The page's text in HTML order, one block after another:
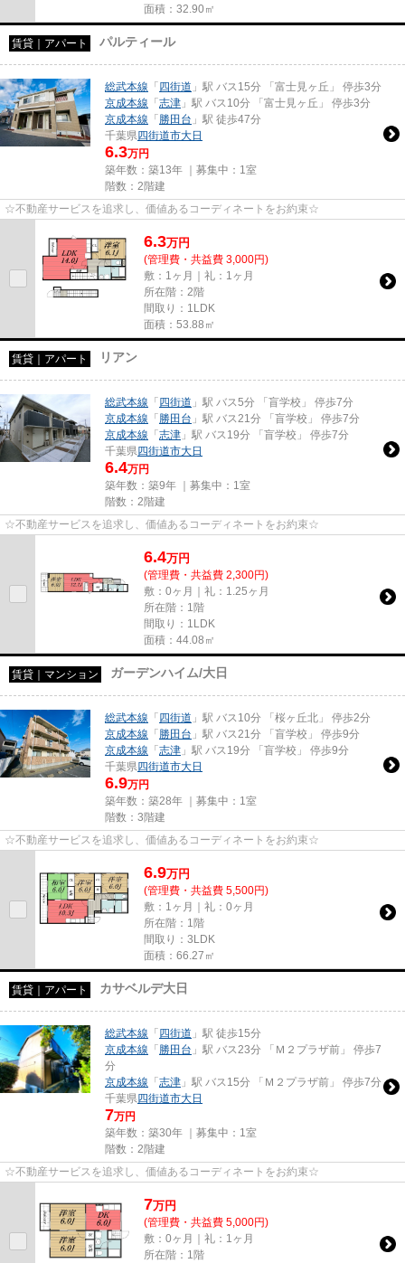
面積：32.90㎡
賃貸｜アパート パルティール
総武本線 「四街道 」駅 バス15分 「富士見ヶ丘」 停歩3分
京成本線 「志津 」駅 バス10分 「富士見ヶ丘」 停歩3分
京成本線 「勝田台 」駅 徒歩47分
千葉県四街道市大日
6.3万円
築年数：築13年 ｜募集中： 1室
階数：2階建
☆不動産サービスを追求し、価値あるコーディネートをお約束☆
6.3万円
(管理費・共益費 3,000円)
敷：1ヶ月｜礼：1ヶ月
所在階：2階
間取り：1LDK
面積：53.88㎡
賃貸｜アパート リアン
総武本線 「四街道 」駅 バス5分 「盲学校」 停歩7分
京成本線 「勝田台 」駅 バス21分 「盲学校」 停歩7分
京成本線 「志津 」駅 バス19分 「盲学校」 停歩7分
千葉県四街道市大日
6.4万円
築年数：築9年 ｜募集中： 1室
階数：2階建
☆不動産サービスを追求し、価値あるコーディネートをお約束☆
6.4万円
(管理費・共益費 2,300円)
敷：0ヶ月｜礼：1.25ヶ月
所在階：1階
間取り：1LDK
面積：44.08㎡
賃貸｜マンション ガーデンハイム/大日
総武本線 「四街道 」駅 バス10分 「桜ヶ丘北」 停歩2分
京成本線 「勝田台 」駅 バス21分 「盲学校」 停歩9分
京成本線 「志津 」駅 バス19分 「盲学校」 停歩9分
千葉県四街道市大日
6.9万円
築年数：築28年 ｜募集中： 1室
階数：3階建
☆不動産サービスを追求し、価値あるコーディネートをお約束☆
6.9万円
(管理費・共益費 5,500円)
敷：1ヶ月｜礼：0ヶ月
所在階：1階
間取り：3LDK
面積：66.27㎡
賃貸｜アパート カサベルデ大日
総武本線 「四街道 」駅 徒歩15分
京成本線 「勝田台 」駅 バス23分 「Ｍ２プラザ前」 停歩7
分
京成本線 「志津 」駅 バス15分 「Ｍ２プラザ前」 停歩7分
千葉県四街道市大日
7万円
築年数：築30年 ｜募集中： 1室
階数：2階建
☆不動産サービスを追求し、価値あるコーディネートをお約束☆
7万円
(管理費・共益費 5,000円)
敷：0ヶ月｜礼：1ヶ月
所在階：1階